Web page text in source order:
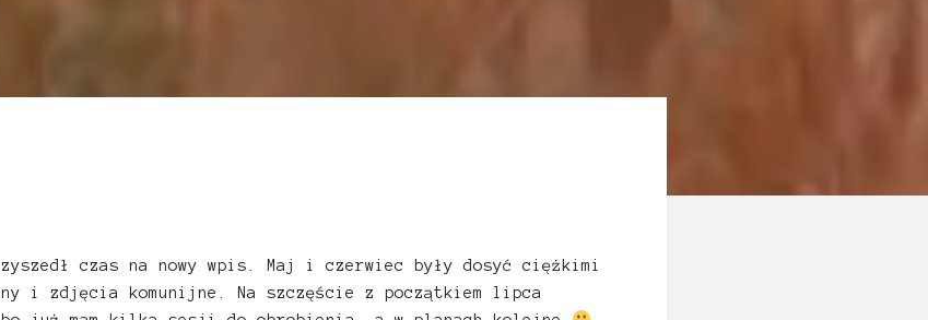
czas na nowy wpis. Maj i czerwiec były dosyć ciężkimi
i zdjęcia komunijne. Na szczęście z początkiem lipca